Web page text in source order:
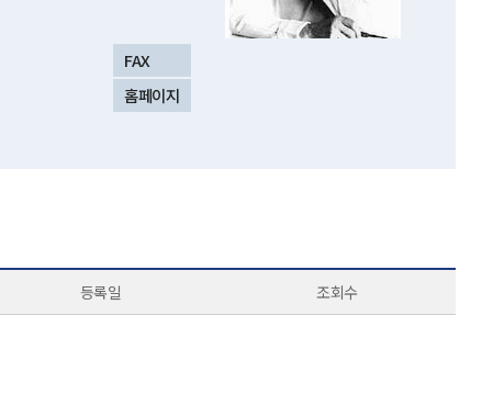
FAX
홈페이지
등록일 조회수